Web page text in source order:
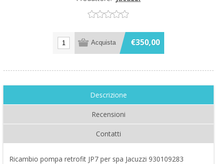
€350,00
Descrizione
Recensioni
Contatti
Ricambio pompa retrofit JP7 per spa Jacuzzi 930109283